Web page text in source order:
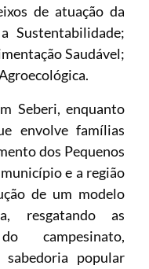
de atuação da
Sustentabilidade;
Saudável;
Seberi, enquanto
envolve famílias
dos Pequenos
e a região
de um modelo
resgatando as
campesinato,
popular